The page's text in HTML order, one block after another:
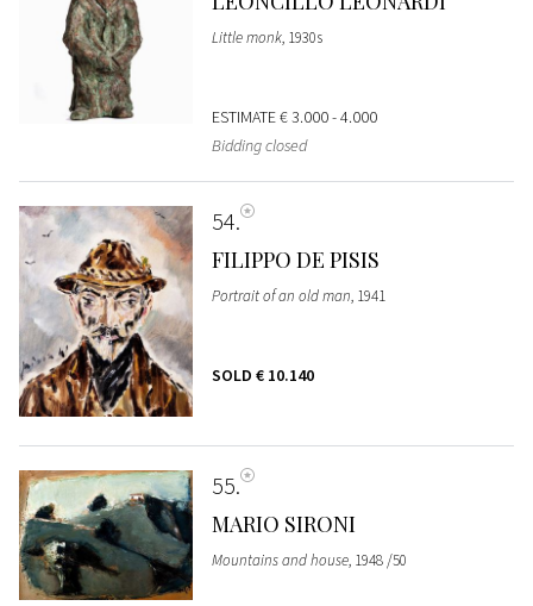
Little monk, 1930s
ESTIMATE€ 3.000 - 4.000
Bidding closed
54
FILIPPO DE PISIS
Portrait of an old man, 1941
SOLD € 10.140
55
MARIO SIRONI
Mountains and house, 1948 /50